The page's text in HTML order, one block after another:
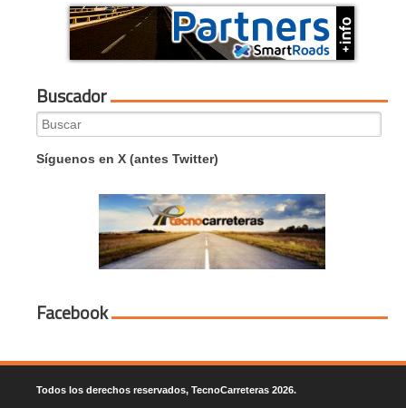
Buscador
Search
for:
Síguenos en X (antes Twitter)
Facebook
Todos los derechos reservados, TecnoCarreteras 2026.